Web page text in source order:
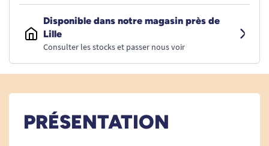
Disponible dans notre magasin près de
Lille
Consulter les stocks et passer nous voir
PRÉSENTATION